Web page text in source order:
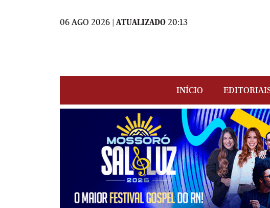
06 AGO 2026 | ATUALIZADO 20:13
INÍCIO